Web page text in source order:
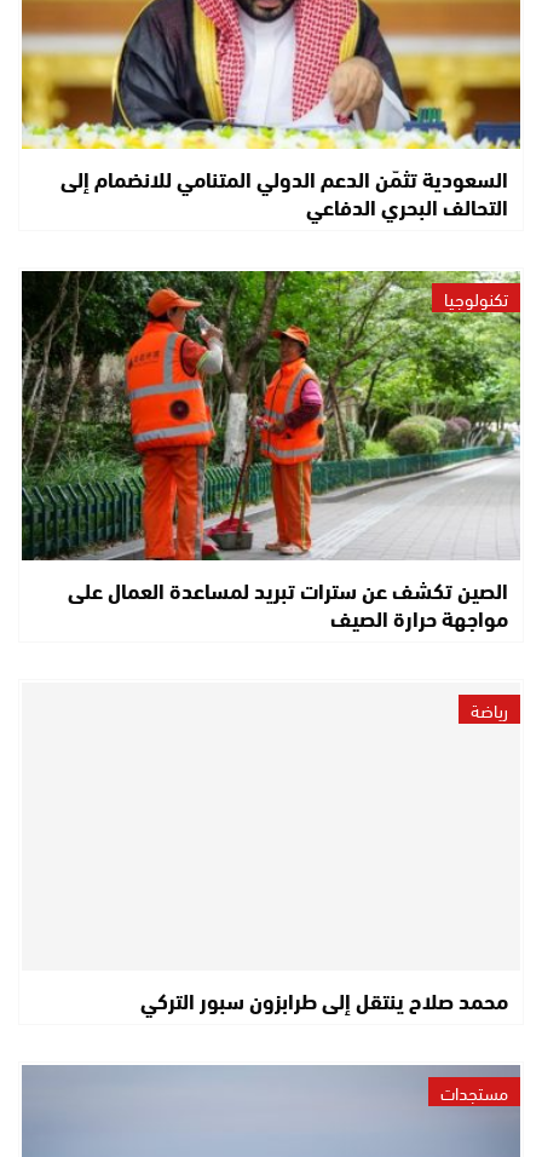
السعودية تثمّن الدعم الدولي المتنامي للانضمام إلى
التحالف البحري الدفاعي
تكنولوجيا
الصين تكشف عن سترات تبريد لمساعدة العمال على
مواجهة حرارة الصيف
رياضة
محمد صلاح ينتقل إلى طرابزون سبور التركي
مستجدات